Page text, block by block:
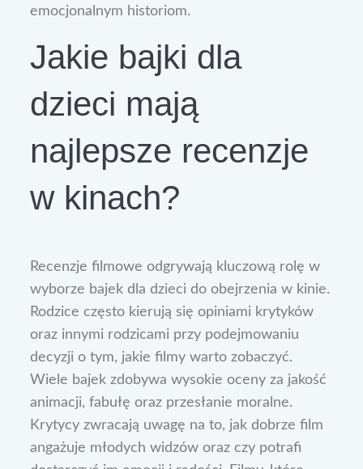
emocjonalnym historiom.
Jakie bajki dla
dzieci mają
najlepsze recenzje
w kinach?
Recenzje filmowe odgrywają kluczową rolę w
wyborze bajek dla dzieci do obejrzenia w kinie.
Rodzice często kierują się opiniami krytyków
oraz innymi rodzicami przy podejmowaniu
decyzji o tym, jakie filmy warto zobaczyć.
Wiele bajek zdobywa wysokie oceny za jakość
animacji, fabułę oraz przesłanie moralne.
Krytycy zwracają uwagę na to, jak dobrze film
angażuje młodych widzów oraz czy potrafi